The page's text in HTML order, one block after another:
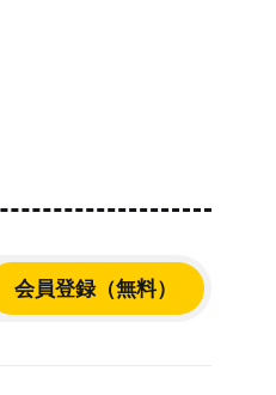
会員登録（無料）